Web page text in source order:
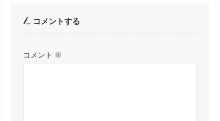
コメントする
コメント ※